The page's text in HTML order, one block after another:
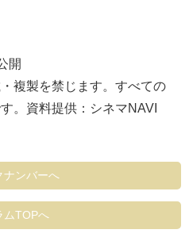
開
複製を禁じます。すべての
。資料提供：シネマNAVI
ナンバーへ
ムTOPへ